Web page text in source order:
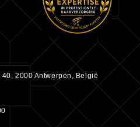
2000 Antwerpen, België